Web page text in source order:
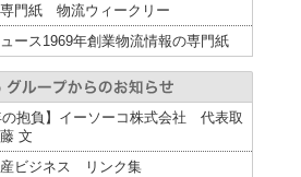
門紙 物流ウィークリー
ース1969年創業物流情報の専門紙
の抱負】イーソーコ株式会社 代表取
文
ビジネス リンク集